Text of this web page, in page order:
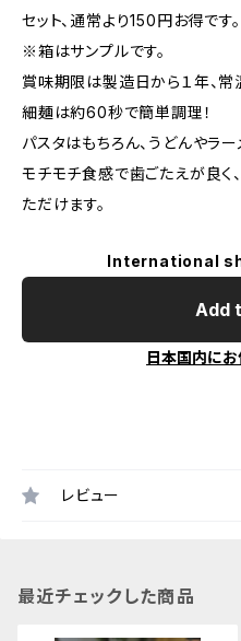
セット、通常より150円お得です。
※箱はサンプルです。
賞味期限は製造日から１年、常
細麺は約60秒で簡単調理！
パスタはもちろん、うどんやラー
モチモチ食感で歯ごたえが良く
ただけます。
International
Add
日本国内に
レビュー
最近チェックした商品